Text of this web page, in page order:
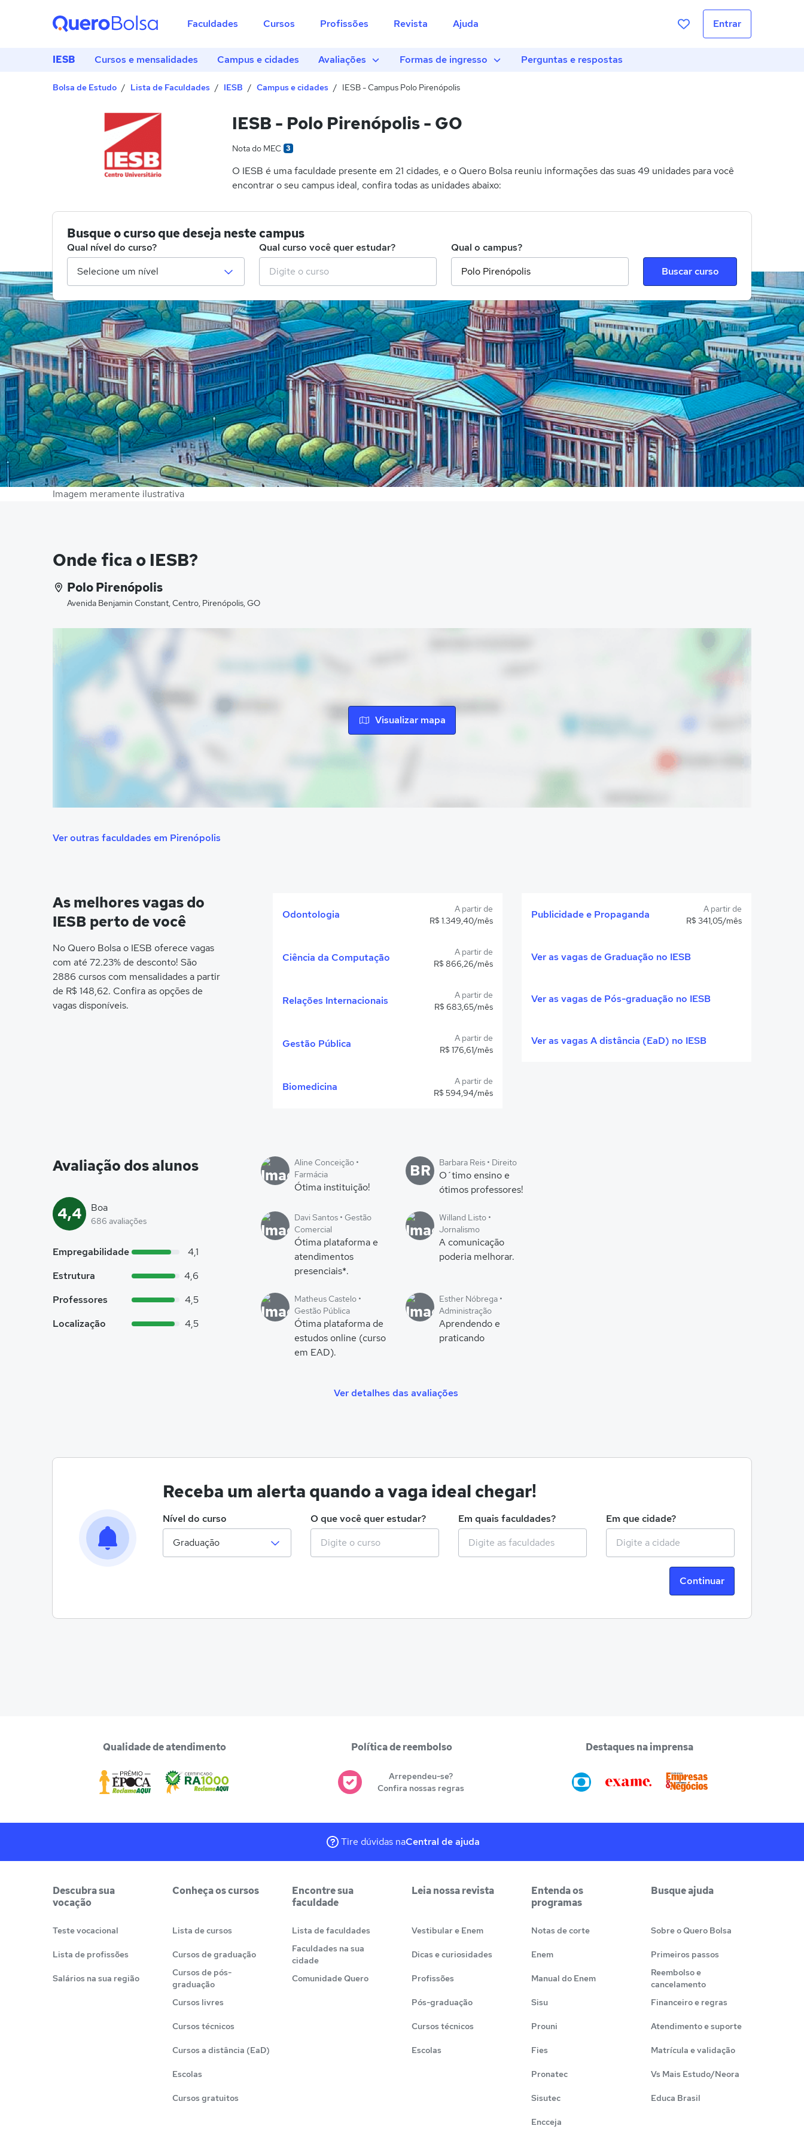
Faculdades Cursos Profissões Revista Ajuda Entrar
IESB Cursos e mensalidades Campus e cidades Avaliações Formas de ingresso Perguntas e respostas
Bolsa de Estudo Lista de Faculdades IESB Campus e cidades IESB - Campus Polo Pirenópolis
IESB - Polo Pirenópolis - GO
Nota do MEC 3
O IESB é uma faculdade presente em 21 cidades, e o Quero Bolsa reuniu informações das suas 49 unidades para você
encontrar o seu campus ideal, confira todas as unidades abaixo:
Busque o curso que deseja neste campus
Qual nível do curso? Qual curso você quer estudar?
Qual o campus?
Buscar curso
Imagem meramente ilustrativa
Onde fica o IESB?
Polo Pirenópolis
Avenida Benjamin Constant, Centro, Pirenópolis, GO
Visualizar mapa
Ver outras faculdades em Pirenópolis
As melhores vagas do
IESB perto de você
No Quero Bolsa o IESB oferece vagas
com até 72.23% de desconto! São
2886 cursos com mensalidades a partir
de R$ 148,62. Confira as opções de
vagas disponíveis.
Odontologia
A partir de
R$ 1.349,40/mês
Ciência da Computação
A partir de
R$ 866,26/mês
Relações Internacionais
A partir de
R$ 683,65/mês
Gestão Pública
A partir de
R$ 176,61/mês
Biomedicina
A partir de
R$ 594,94/mês
Publicidade e Propaganda
A partir de
R$ 341,05/mês
Ver as vagas de Graduação no IESB
Ver as vagas de Pós-graduação no IESB
Ver as vagas A distância (EaD) no IESB
Avaliação dos alunos
4,4 Boa
686 avaliações
Empregabilidade
4,1
Estrutura
4,6
Professores
4,5
Localização
4,5
Aline Conceição •
Farmácia
Ótima instituição!
BR Barbara Reis • Direito
O´timo ensino e
ótimos professores!
Davi Santos • Gestão
Comercial
Ótima plataforma e
atendimentos
presenciais*.
Willand Listo •
Jornalismo
A comunicação
poderia melhorar.
Matheus Castelo •
Gestão Pública
Ótima plataforma de
estudos online (curso
em EAD).
Esther Nóbrega •
Administração
Aprendendo e
praticando
Ver detalhes das avaliações
Receba um alerta quando a vaga ideal chegar!
Nível do curso O que você quer estudar? Em quais faculdades? Em que cidade?
Continuar
Qualidade de atendimento Política de reembolso
Arrependeu-se?
Confira nossas regras
Destaques na imprensa
Tire dúvidas naCentral de ajuda
Descubra sua
vocação
Teste vocacional
Lista de profissões
Salários na sua região
Conheça os cursos
Lista de cursos
Cursos de graduação
Cursos de pós-
graduação
Cursos livres
Cursos técnicos
Cursos a distância (EaD)
Escolas
Cursos gratuitos
Encontre sua
faculdade
Lista de faculdades
Faculdades na sua
cidade
Comunidade Quero
Leia nossa revista
Vestibular e Enem
Dicas e curiosidades
Profissões
Pós-graduação
Cursos técnicos
Escolas
Entenda os
programas
Notas de corte
Enem
Manual do Enem
Sisu
Prouni
Fies
Pronatec
Sisutec
Encceja
Busque ajuda
Sobre o Quero Bolsa
Primeiros passos
Reembolso e
cancelamento
Financeiro e regras
Atendimento e suporte
Matrícula e validação
Vs Mais Estudo/Neora
Educa Brasil